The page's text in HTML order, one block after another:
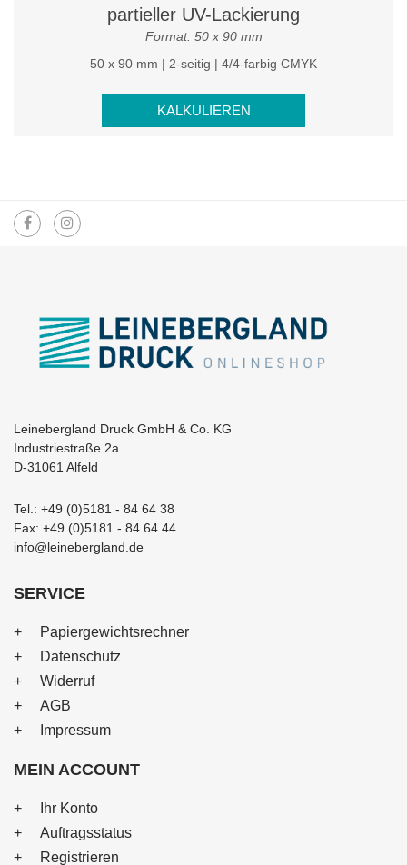
partieller UV-Lackierung
Format: 50 x 90 mm
50 x 90 mm | 2-seitig | 4/4-farbig CMYK
KALKULIEREN
Leinebergland Druck GmbH & Co. KG
Industriestraße 2a
D-31061 Alfeld
Tel.: +49 (0)5181 - 84 64 38
Fax: +49 (0)5181 - 84 64 44
info@leinebergland.de
SERVICE
Papiergewichtsrechner
Datenschutz
Widerruf
AGB
Impressum
MEIN ACCOUNT
Ihr Konto
Auftragsstatus
Registrieren